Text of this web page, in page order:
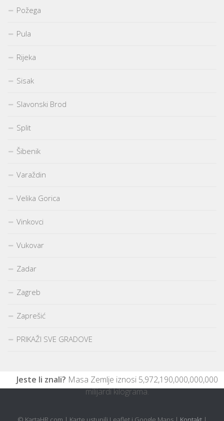
Požega
Pula
Rijeka
Sisak
Slavonski Brod
Split
Šibenik
Varaždin
Velika Gorica
Vinkovci
Vukovar
Zadar
Zagreb
Zaprešić
PRIKAŽI SVE GRADOVE
Jeste li znali? Masa Zemlje iznosi 5,972,190,000,000,000
milijardi kilograma.